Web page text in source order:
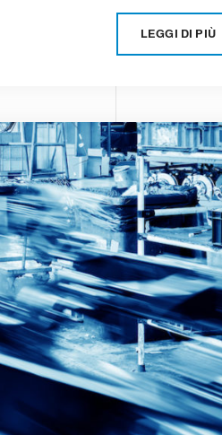
LEGGI DI PIÙ